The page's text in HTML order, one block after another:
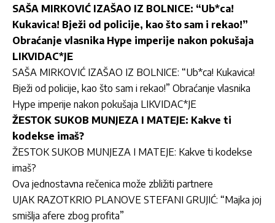
SAŠA MIRKOVIĆ IZAŠAO IZ BOLNICE: “Ub*ca!
Kukavica! Bježi od policije, kao što sam i rekao!”
Obraćanje vlasnika Hype imperije nakon pokušaja
LIKVIDAC*JE
SAŠA MIRKOVIĆ IZAŠAO IZ BOLNICE: “Ub*ca! Kukavica!
Bježi od policije, kao što sam i rekao!” Obraćanje vlasnika
Hype imperije nakon pokušaja LIKVIDAC*JE
ŽESTOK SUKOB MUNJEZA I MATEJE: Kakve ti
kodekse imaš?
ŽESTOK SUKOB MUNJEZA I MATEJE: Kakve ti kodekse
imaš?
Ova jednostavna rečenica može zbližiti partnere
UJAK RAZOTKRIO PLANOVE STEFANI GRUJIĆ: “Majka joj
smišlja afere zbog profita”